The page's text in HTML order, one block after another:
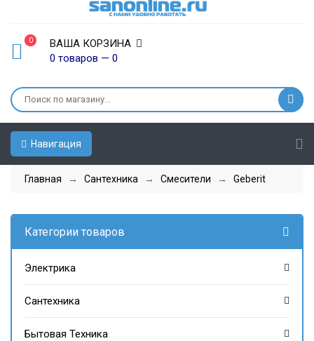
0
ВАША КОРЗИНА
0 товаров — 0
Навигация
Главная → Сантехника → Смесители → Geberit
Категории товаров
Электрика
Сантехника
Бытовая Техника